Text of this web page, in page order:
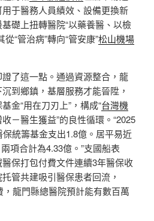
于醫務人員績效、設備更換新
礎上扭轉醫院“以藥養醫、以檢
“管治病”轉向“管安康”松山機場
了這一點。通過資源整合，龍
到鄉鎮，基層服務才能晉陞，
金“用在刀刃上”，構成“台灣機
－醫生獲益”的良性循環。“2025
保統籌基金支出1.8億。居平易近
項合計為4.33億。”支國船表
保打包付費文件連續3年醫保收
管共建吸引醫保患者回流，
龍門縣總醫院預計能有數百萬